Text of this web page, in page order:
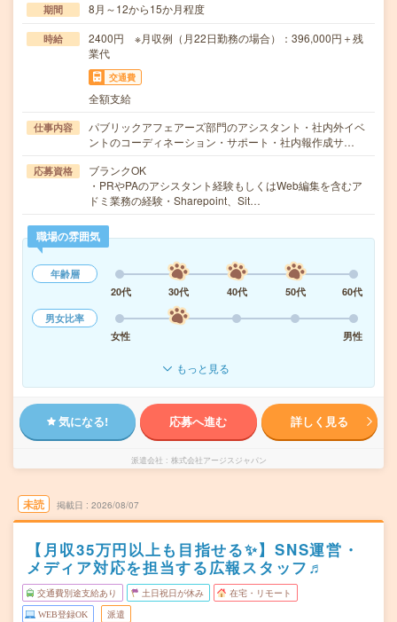
期間 8月～12から15か月程度
時給
2400円 ※月収例（月22日勤務の場合）：396,000円＋残
業代
交通費
全額支給
仕事内容
パブリックアフェアーズ部門のアシスタント・社内外イベ
ントのコーディネーション・サポート・社内報作成サ…
応募資格
ブランクOK
・PRやPAのアシスタント経験もしくはWeb編集を含むア
ドミ業務の経験・Sharepoint、Sit…
職場の雰囲気
年齢層
20代
30代 40代 50代
60代
男女比率
女性
男性
もっと見る
気になる! 応募へ進む 詳しく見る
派遣会社 株式会社アージスジャパン
未読 掲載日 2026/08/07
【月収35万円以上も目指せる✨】SNS運営・
メディア対応を担当する広報スタッフ♬
交通費別途支給あり 土日祝日が休み 在宅・リモート
WEB登録OK 派遣